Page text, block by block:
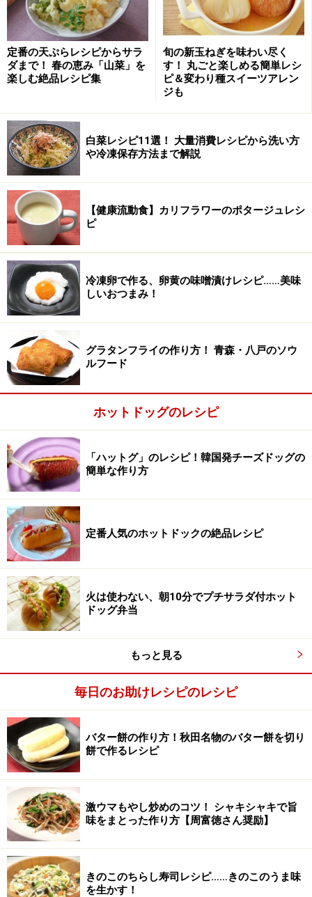
トマトケチャップ 少々
マスタード 少々
チーズの特徴について紹介します。さけるチーズは棒状
で使いやすくよく伸びますがトロトロ感は薄いです。そ
の他に、ゴーダチーズやカチョカバロ、モッツアレラも
試してみました。トロトロと柔らかいものやあまり伸び
ないものといったように、チーズにはそれぞれの個性が
感じられて面白いです。今回のように、2種類のチーズ
を組み合わせるのもいいです。
ハットグの作り方・手順
ハットグを作る
1
ソーセージとチーズを切る
魚肉ソーセージとさけるチーズを4等分にする。
に4等分に切ったスライスチーズを巻きつける。
定番の天ぷらレシピからサラ
ダまで！ 春の恵み「山菜」を
楽しむ絶品レシピ集
旬の新玉ねぎを味わい尽く
す！ 丸ごと楽しめる簡単レシ
ピ＆変わり種スイーツアレン
ジも
白菜レシピ11選！ 大量消費レシピから洗い方
や冷凍保存方法まで解説
【健康流動食】カリフラワーのポタージュレシ
ピ
冷凍卵で作る、卵黄の味噌漬けレシピ……美味
しいおつまみ！
グラタンフライの作り方！ 青森・八戸のソウ
ルフード
ホットドッグのレシピ
「ハットグ」のレシピ！韓国発チーズドッグの
簡単な作り方
定番人気のホットドックの絶品レシピ
火は使わない、朝10分でプチサラダ付ホット
ドッグ弁当
もっと見る
毎日のお助けレシピのレシピ
バター餅の作り方！秋田名物のバター餅を切り
餅で作るレシピ
激ウマもやし炒めのコツ！ シャキシャキで旨
味をまとった作り方【周富徳さん奨励】
きのこのちらし寿司レシピ……きのこのうま味
を生かす！